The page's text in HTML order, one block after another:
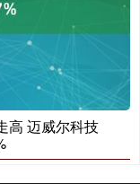
高 迈威尔科技